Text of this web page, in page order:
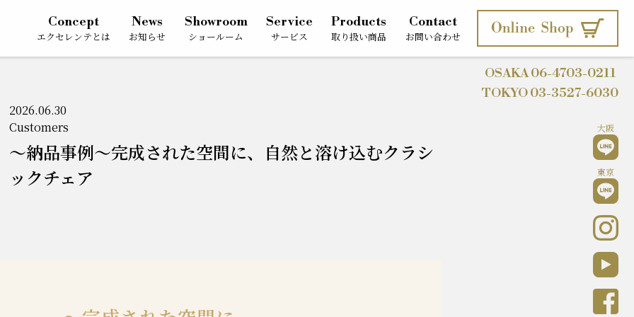
Concept
エクセレンテとは
News
お知らせ
Showroom
ショールーム
Service
サービス
Products
取り扱い商品
Contact
お問い合わせ
OSAKA06-4703-0211
TOKYO03-3527-6030
大阪
東京
2026.06.30
Customers
～納品事例～完成された空間に、自然と溶け込むクラシ
ックチェア